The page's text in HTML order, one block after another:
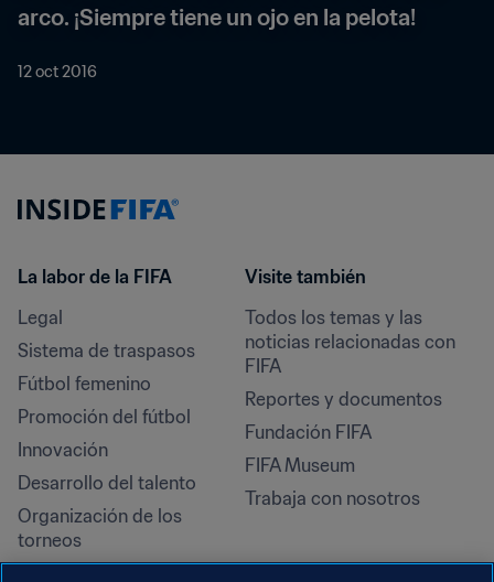
arco. ¡Siempre tiene un ojo en la pelota!
12 oct 2016
La labor de la FIFA
Legal
Sistema de traspasos
Fútbol femenino
Promoción del fútbol
Innovación
Desarrollo del talento
Organización de los
torneos
Visite también
Todos los temas y las
noticias relacionadas con
FIFA
Reportes y documentos
Fundación FIFA
FIFA Museum
Trabaja con nosotros